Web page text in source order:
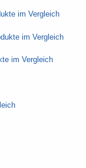
im Vergleich
im Vergleich
im Vergleich